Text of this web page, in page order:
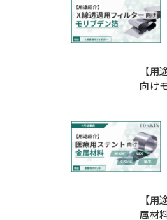
【
向け
【
属材